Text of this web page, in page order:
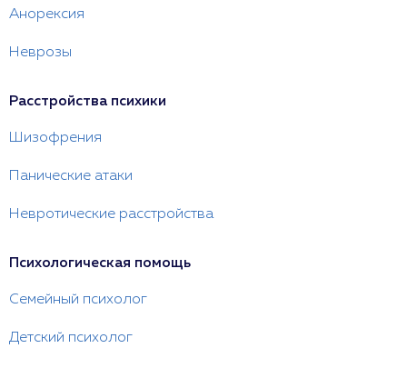
Анорексия
Неврозы
Расстройства психики
Шизофрения
Панические атаки
Невротические расстройства
Психологическая помощь
Семейный психолог
Детский психолог